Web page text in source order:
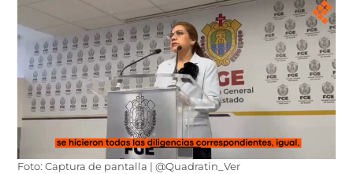
Foto: Captura de pantalla | @Quadratin_Ver